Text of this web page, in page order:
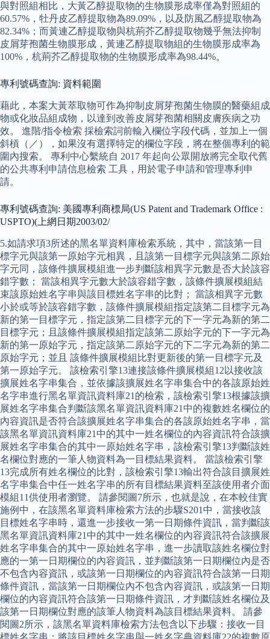
與對照組相比，大黃乙醇提取物的生物膜形成率僅為對照組的
60.57%，牡丹皮乙醇提取物為89.09%，以及防風乙醇提取物為
82.34%；而黃連乙醇提取物與杭荊芥乙醇提取物幾乎無法抑制
皮屑芽孢菌生物膜形成，黃連乙醇提取物組的生物膜形成率為
100%，杭荊芥乙醇提取物的生物膜形成率為98.44%。
專利號碼查詢: 資料範圍
藉此，本案大黃萃取物可作為抑制皮屑芽孢菌生物膜的醫藥組成
物或化妝品組成物，以達到改善皮屑芽孢菌相關皮膚疾病之功
效。 進階/指令檢索 採檢索詞前輸入欄位字段代碼，並加上一個
斜槓（／），如果沒有選擇特定的欄位字段，將在整個專利的範
圍內搜索。 專利中心繫統自 2017 年起向公眾開放將完全取代舊
的公共專利申請信息檢索 工具，用於電子申請和管理專利申
請。
專利號碼查詢: 美國專利商標局(US Patent and Trademark Office :
USPTO)(上網日期2003/02/
5.如請求項3所述的黑名單資料庫檢索系統，其中，當該第一目
標字元與該第一原始字元相異，且該第一目標字元與該第二原始
字元同，該條件擴展模組進一步判斷該相異字元數是否大於該容
錯字數； 當該相異字元數大於該容錯字數，該條件擴展模組結
束該原始姓名字串與該目標姓名字串的比對； 當該相異字元數
小於或等於該容錯字數，該條件擴展模組指定該第二目標字元為
新的第一目標字元，指定該第二目標字元的下一字元為新的第二
目標字元；且該條件擴展模組指定該第二原始字元的下一字元為
新的第一原始字元，指定該第二原始字元的下二字元為新的第二
原始字元；並且 該條件擴展模組比對更新後的第一目標字元及
第一原始字元。 該檢索引擎13連接該條件擴展模組12以接收該
擴展姓名字串集合，並依據該擴展姓名字串集合中的各該原始姓
名字串進行黑名單資訊資料庫21的檢索，該檢索引擎13根據該擴
展姓名字串集合判斷該黑名單資訊資料庫21中的複數姓名欄位的
內容資訊是否符合該擴展姓名字串集合的各該原始姓名字串，當
該黑名單資訊資料庫21中的其中一姓名欄位的內容資訊符合該擴
展姓名字串集合的其中一原始姓名字串，該檢索引擎13判斷該姓
名欄位對應的一筆人物資料為一目標結果資料。 當該檢索引擎
13完成所有姓名欄位的比對，該檢索引擎13輸出符合該目擴展姓
名字串集合中任一姓名字串的所有目標結果資料至該使用者介面
模組11供使用者瀏覽。 請參閱圖7所示，也就是說，在本較佳實
施例中，在該黑名單資料庫檢索方法的步驟S201中，當接收該
目標姓名字串時，還進一步接收一第一日期條件資訊，當判斷該
黑名單資訊資料庫21中的其中一姓名欄位的內容資訊符合該擴展
姓名字串集合的其中一原始姓名字串，進一步讀取該姓名欄位對
應的一第一日期欄位的內容資訊，並判斷該第一日期欄位內是否
不包含內容資訊，或該第一日期欄位的內容資訊符合該第一日期
條件資訊，當該第一日期欄位內不包含內容資訊，或該第一日期
欄位的內容資訊符合該第一日期條件資訊，才判斷該姓名欄位及
該第一日期欄位對應的該筆人物資料為該目標結果資料。 請參
閱圖2所示，該黑名單資料庫檢索方法包含以下步驟：接收一目
標姓名字串；將該目標姓名字串與一姓名字典資料庫22的複數原